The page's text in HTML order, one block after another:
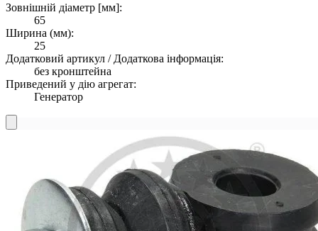
Зовнішній діаметр [мм]:
65
Ширина (мм):
25
Додатковий артикул / Додаткова інформація:
без кронштейна
Приведений у дію агрегат:
Генератор